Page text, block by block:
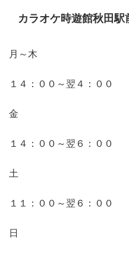
カラオケ時遊館秋田駅
月～木
１４：００～翌４：００
金
１４：００～翌６：００
土
１１：００～翌６：００
日